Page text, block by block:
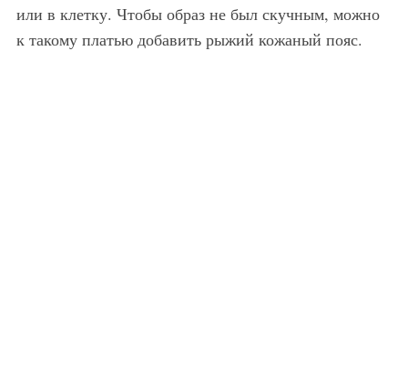
или в клетку. Чтобы образ не был скучным, можно
к такому платью добавить рыжий кожаный пояс.